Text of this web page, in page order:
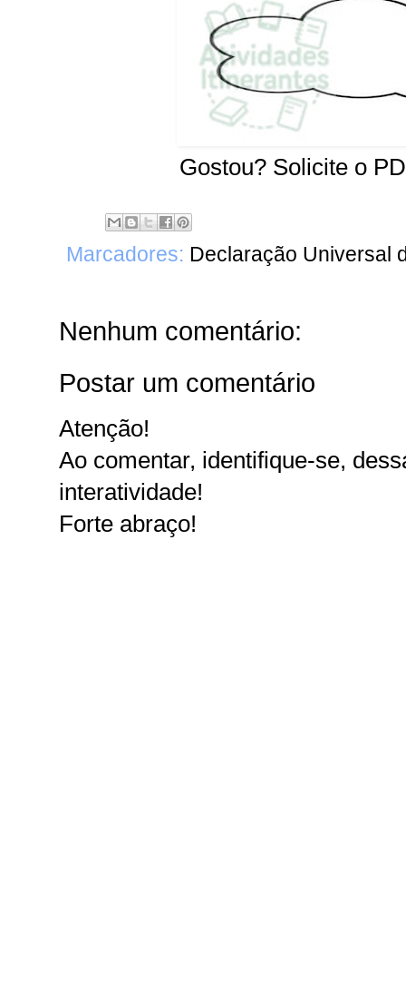
Gostou? Solicite o
Marcadores: Declaração Universal
Nenhum comentário:
Postar um comentário
Atenção!
Ao comentar, identifique-se,
interatividade!
Forte abraço!